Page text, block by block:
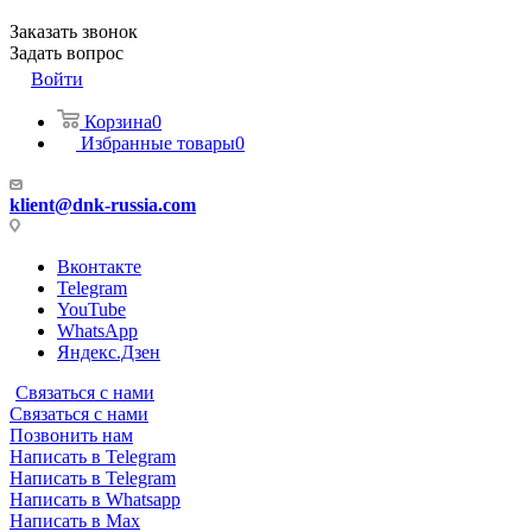
Заказать звонок
Задать вопрос
Войти
Корзина0
Избранные товары0
klient@dnk-russia.com
Вконтакте
Telegram
YouTube
WhatsApp
Яндекс.Дзен
Связаться с нами
Связаться с нами
Позвонить нам
Написать в Telegram
Написать в Telegram
Написать в Whatsapp
Написать в Max